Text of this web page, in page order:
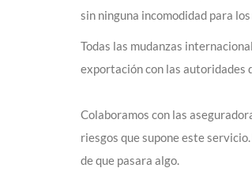
sin ninguna incomodidad para
Todas las mudanzas
exportación con las autoridades
Colaboramos con las
riesgos que supone este
de que pasara algo.